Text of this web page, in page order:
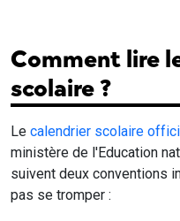
Comment lire
scolaire ?
Le calendrier scolaire
ministère de l'Education
suivent deux conventions
pas se tromper :